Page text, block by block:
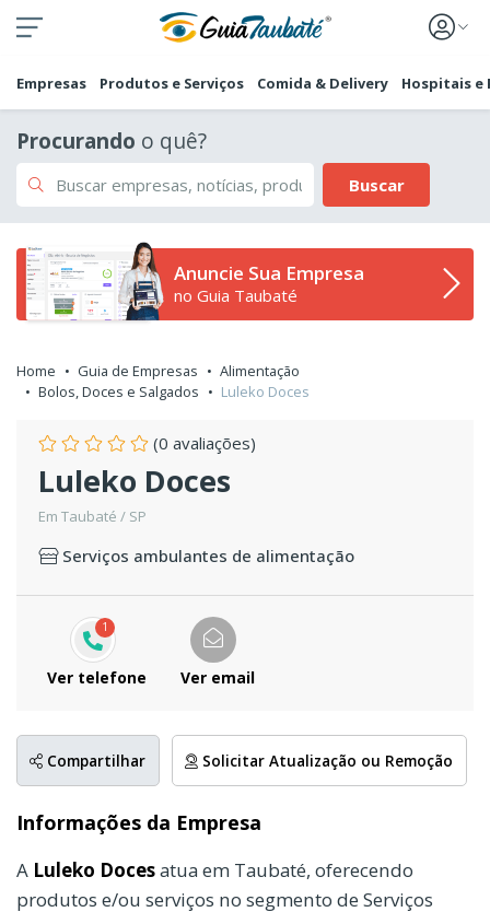
Empresas Produtos e Serviços Comida & Delivery Hospitais e
Procurando o quê?
Buscar
Anuncie Sua Empresa
no Guia Taubaté
Home Guia de Empresas
Alimentação
Bolos, Doces e Salgados
Luleko Doces
(0 avaliações)
Luleko Doces
Em Taubaté / SP
Serviços ambulantes de alimentação
1
Ver telefone Ver email
Compartilhar Solicitar Atualização ou Remoção
Informações da Empresa
A Luleko Docesatua em Taubaté, oferecendo
produtos e/ou serviços no segmento de Serviços